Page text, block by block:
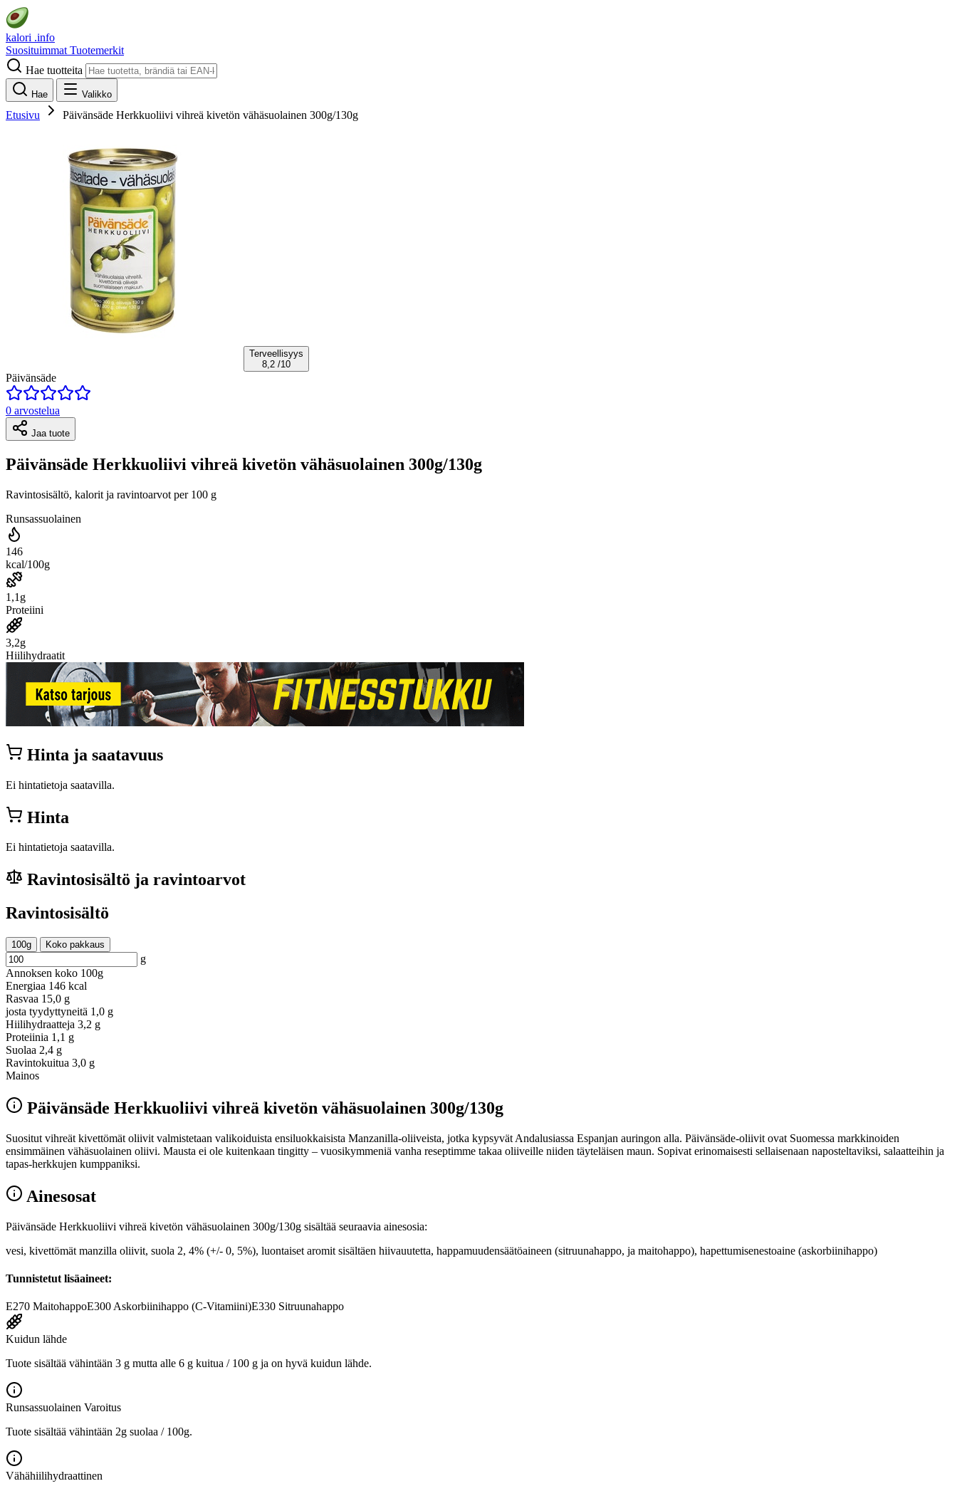
kalori .info
Suosituimmat Tuotemerkit
Hae tuotteita
Hae Valikko
Etusivu Päivänsäde Herkkuoliivi vihreä kivetön vähäsuolainen 300g/130g
Terveellisyys
8,2 /10
Päivänsäde
0 arvostelua
Jaa tuote
Päivänsäde Herkkuoliivi vihreä kivetön vähäsuolainen 300g/130g
Ravintosisältö, kalorit ja ravintoarvot per 100 g
Runsassuolainen
146
kcal/100g
1,1g
Proteiini
3,2g
Hiilihydraatit
Hinta ja saatavuus
Ei hintatietoja saatavilla.
Hinta
Ei hintatietoja saatavilla.
Ravintosisältö ja ravintoarvot
Ravintosisältö
100g Koko pakkaus
g
Annoksen koko 100g
Energiaa 146 kcal
Rasvaa 15,0 g
josta tyydyttyneitä 1,0 g
Hiilihydraatteja 3,2 g
Proteiinia 1,1 g
Suolaa 2,4 g
Ravintokuitua 3,0 g
Mainos
Päivänsäde Herkkuoliivi vihreä kivetön vähäsuolainen 300g/130g
Suositut vihreät kivettömät oliivit valmistetaan valikoiduista ensiluokkaisista Manzanilla-oliiveista, jotka kypsyvät Andalusiassa Espanjan auringon alla. Päivänsäde-oliivit ovat Suomessa markkinoiden
ensimmäinen vähäsuolainen oliivi. Mausta ei ole kuitenkaan tingitty – vuosikymmeniä vanha reseptimme takaa oliiveille niiden täyteläisen maun. Sopivat erinomaisesti sellaisenaan naposteltaviksi, salaatteihin ja
tapas-herkkujen kumppaniksi.
Ainesosat
Päivänsäde Herkkuoliivi vihreä kivetön vähäsuolainen 300g/130g sisältää seuraavia ainesosia:
vesi, kivettömät manzilla oliivit, suola 2, 4% (+/- 0, 5%), luontaiset aromit sisältäen hiivauutetta, happamuudensäätöaineen (sitruunahappo, ja maitohappo), hapettumisenestoaine (askorbiinihappo)
Tunnistetut lisäaineet:
E270 MaitohappoE300 Askorbiinihappo (C-Vitamiini)E330 Sitruunahappo
Kuidun lähde
Tuote sisältää vähintään 3 g mutta alle 6 g kuitua / 100 g ja on hyvä kuidun lähde.
Runsassuolainen Varoitus
Tuote sisältää vähintään 2g suolaa / 100g.
Vähähiilihydraattinen